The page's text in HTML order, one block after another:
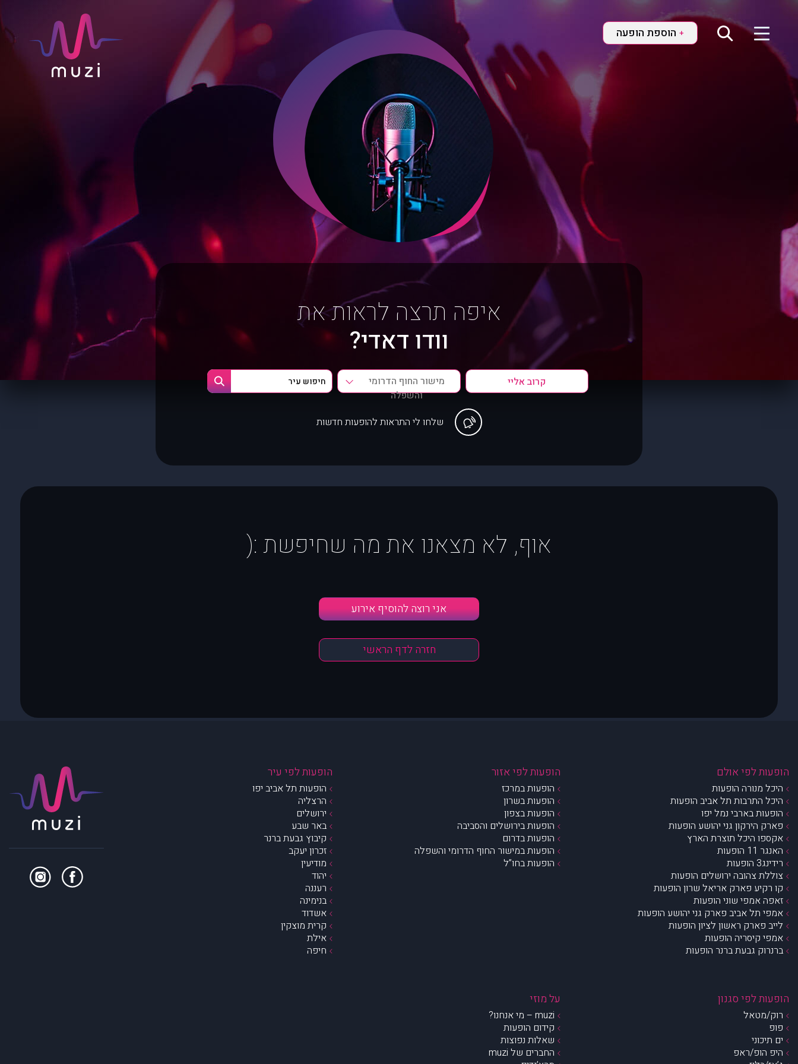
+ הוספת הופעה
איפה תרצה לראות את
וודו דאדי?
מישור החוף הדרומי
והשפלה
שלחו לי התראות להופעות חדשות
אוף, לא מצאנו את מה שחיפשת :(
אני רוצה להוסיף אירוע
חזרה לדף הראשי
הופעות לפי אולם
היכל מנורה הופעות
היכל התרבות תל אביב הופעות
הופעות בארבי נמל יפו
פארק הירקון גני יהושע הופעות
אקספו היכל תוצרת הארץ
האנגר 11 הופעות
רידינג3 הופעות
צוללת צהובה ירושלים הופעות
קו רקיע פארק אריאל שרון הופעות
זאפה אמפי שוני הופעות
אמפי תל אביב פארק גני יהושע הופעות
לייב פארק ראשון לציון הופעות
אמפי קיסריה הופעות
ברנרוק גבעת ברנר הופעות
הופעות לפי אזור
הופעות במרכז
הופעות בשרון
הופעות בצפון
הופעות בירושלים והסביבה
הופעות בדרום
הופעות במישור החוף הדרומי והשפלה
הופעות בחו”ל
הופעות לפי עיר
הופעות תל אביב יפו
הרצליה
ירושלים
באר שבע
קיבוץ גבעת ברנר
זכרון יעקב
מודיעין
יהוד
רעננה
בנימינה
אשדוד
קרית מוצקין
אילת
חיפה
הופעות לפי סגנון
רוק/מטאל
פופ
ים תיכוני
היפ הופ/ראפ
על מוזי
muzi – מי אנחנו?
קידום הופעות
שאלות נפוצות
החברים של muzi